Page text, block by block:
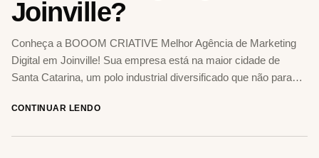
Joinville?
Conheça a BOOOM CRIATIVE Melhor Agência de Marketing
Digital em Joinville! Sua empresa está na maior cidade de
Santa Catarina, um polo industrial diversificado que não para…
CONTINUAR LENDO